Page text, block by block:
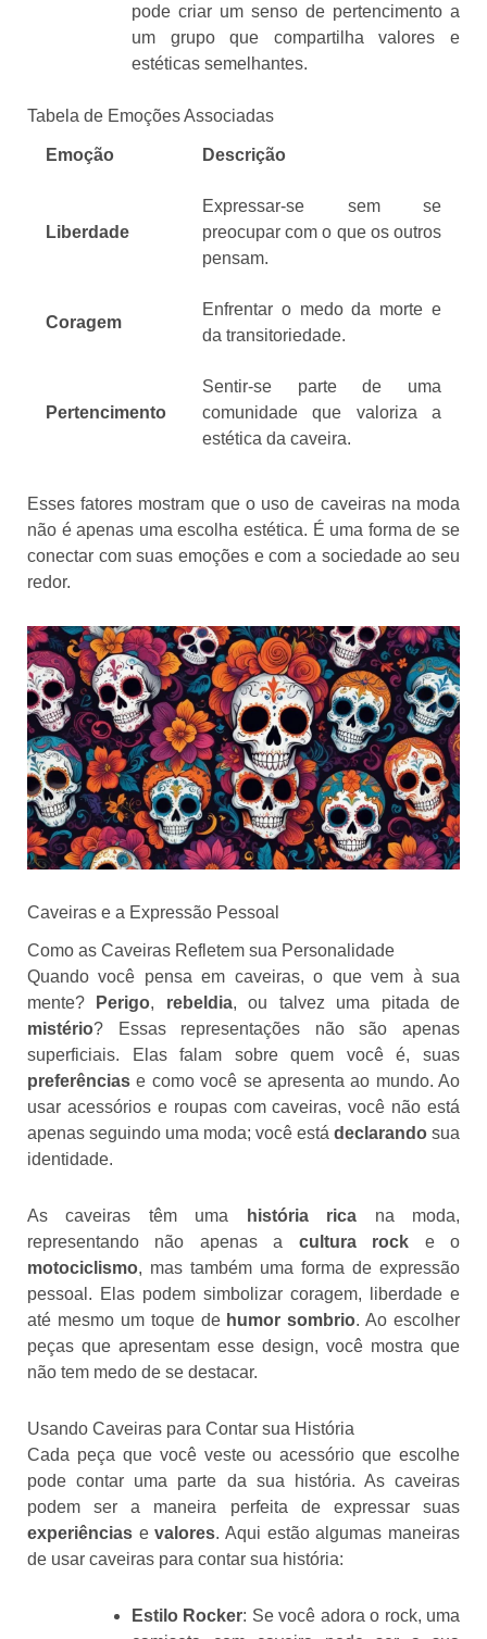
pode criar um senso de pertencimento a
um grupo que compartilha valores e
estéticas semelhantes.
Tabela de Emoções Associadas
Emoção Descrição
Liberdade
Expressar-se sem se
preocupar com o que os outros
pensam.
Coragem
Enfrentar o medo da morte e
da transitoriedade.
Pertencimento
Sentir-se parte de uma
comunidade que valoriza a
estética da caveira.
Esses fatores mostram que o uso de caveiras na moda
não é apenas uma escolha estética. É uma forma de se
conectar com suas emoções e com a sociedade ao seu
redor.
Caveiras e a Expressão Pessoal
Como as Caveiras Refletem sua Personalidade
Quando você pensa em caveiras, o que vem à sua
mente?
Perigo, rebeldia, ou talvez uma pitada de
mistério? Essas representações não são apenas
superficiais. Elas falam sobre quem você é, suas
preferências e como você se apresenta ao mundo. Ao
usar acessórios e roupas com caveiras, você não está
apenas seguindo uma moda; você está declarando sua
identidade.
As caveiras têm uma história rica na moda,
representando não apenas a cultura rock e o
motociclismo, mas também uma forma de expressão
pessoal. Elas podem simbolizar coragem, liberdade e
até mesmo um toque de humor sombrio. Ao escolher
peças que apresentam esse design, você mostra que
não tem medo de se destacar.
Usando Caveiras para Contar sua História
Cada peça que você veste ou acessório que escolhe
pode contar uma parte da sua história. As caveiras
podem ser a maneira perfeita de expressar suas
experiências evalores. Aqui estão algumas maneiras
de usar caveiras para contar sua história:
Estilo Rocker: Se você adora o rock, uma